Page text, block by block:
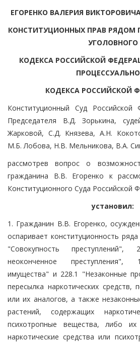
ЕГОРЕНКО ВАЛЕРИЯ
КОНСТИТУЦИОННЫХ ПРАВ РЯДОМ
УГОЛОВНОГО
КОДЕКСА РОССИЙСКОЙ
КОДЕКСА РОССИЙСКОЙ
Конституционный Суд Российской
Председателя В.Д. Зорькина,
Жарковой, С.Д. Князева, А.Н.
М.Б. Лобова, Н.В. Мельникова, В.А.
рассмотрев вопрос о
гражданина В.В. Егоренко к
Конституционного Суда Российской
установил:
1. Гражданин В.В. Егоренко,
оспаривает конституционность
"Совокупность
неоконченное преступления",
имущества" и 228.1 "Незаконные
пересылка наркотических средств,
или их аналогов, а также
растений, содержащих
психотропные вещества, либо
наркотические средства или